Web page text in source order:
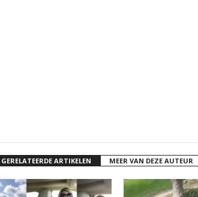
GERELATEERDE ARTIKELEN MEER VAN DEZE AUTEUR